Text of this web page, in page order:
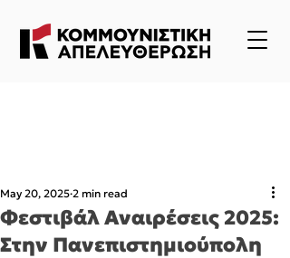
Φεστιβάλ Αναιρέσεις 2025:
Στην Πανεπιστημιούπολη
May 20, 2025 2 min read